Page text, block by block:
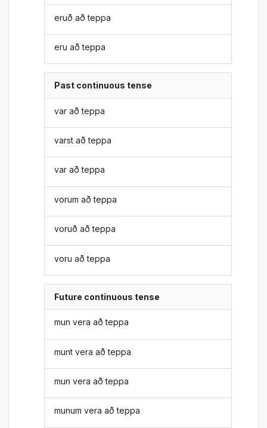
eruð að teppa
eru að teppa
Past continuous tense
var að teppa
varst að teppa
var að teppa
vorum að teppa
voruð að teppa
voru að teppa
Future continuous tense
mun vera að teppa
munt vera að teppa
mun vera að teppa
munum vera að teppa